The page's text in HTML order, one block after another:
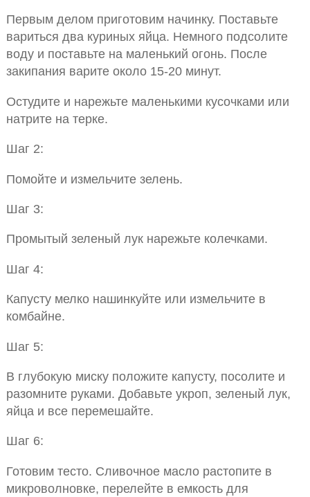
Первым делом приготовим начинку. Поставьте
вариться два куриных яйца. Немного подсолите
воду и поставьте на маленький огонь. После
закипания варите около 15-20 минут.
Остудите и нарежьте маленькими кусочками или
натрите на терке.
Шаг 2:
Помойте и измельчите зелень.
Шаг 3:
Промытый зеленый лук нарежьте колечками.
Шаг 4:
Капусту мелко нашинкуйте или измельчите в
комбайне.
Шаг 5:
В глубокую миску положите капусту, посолите и
разомните руками. Добавьте укроп, зеленый лук,
яйца и все перемешайте.
Шаг 6:
Готовим тесто. Сливочное масло растопите в
микроволновке, перелейте в емкость для